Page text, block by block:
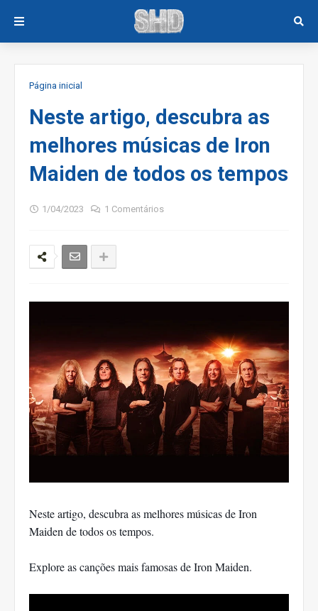
Página inicial
Neste artigo, descubra as
melhores músicas de Iron
Maiden de todos os tempos
1/04/2023 1 Comentários
Neste artigo, descubra as melhores músicas de Iron
Maiden de todos os tempos.
Explore as canções mais famosas de Iron Maiden.